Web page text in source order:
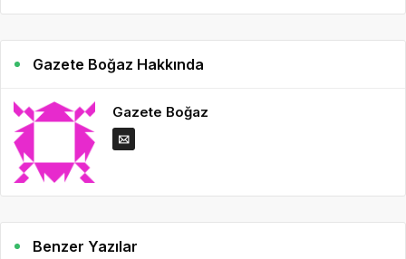
Gazete Boğaz Hakkında
Gazete Boğaz
Benzer Yazılar